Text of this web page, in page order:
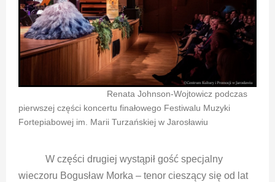
Renata Johnson-Wojtowicz podczas
pierwszej części koncertu finałowego Festiwalu Muzyki
Fortepiabowej im. Marii Turzańskiej w Jarosławiu
W części drugiej wystąpił gość specjalny
wieczoru Bogusław Morka – tenor cieszący się od lat